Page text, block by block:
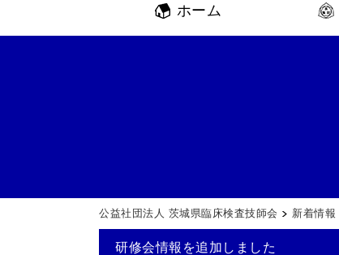
ホーム
公益社団法人 茨城県臨床検査技師会 > 新着情報
研修会情報を追加しました